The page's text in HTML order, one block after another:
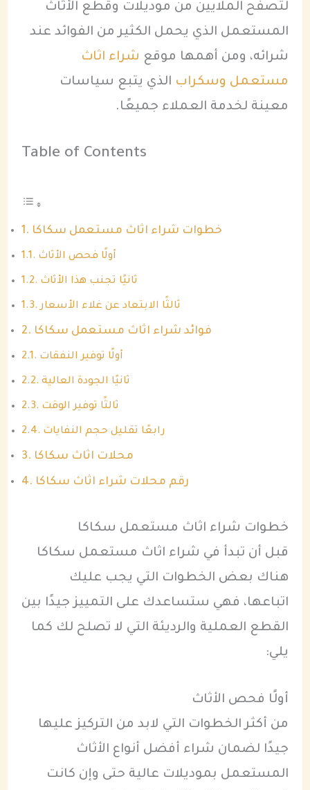
لتصفح الملايين من موديلات وقطع الأثاث
المستعمل الذي يحمل الكثير من الفوائد عند
شرائه، ومن أهمها موقع شراء اثاث
مستعمل وسكراب الذي يتبع سياسات
معينة لخدمة العملاء جميعًا.
Table of Contents
خطوات شراء اثاث مستعمل سكاكا
أولًا فحص الأثاث
ثانيًا تجنب هذا الأثاث
ثالثًا الابتعاد عن غلاء الأسعار
فوائد شراء اثاث مستعمل سكاكا
أولًا توفير النفقات
ثانيًا الجودة العالية
ثالثًا توفير الوقت
رابعًا تقليل حجم النفايات
محلات اثاث سكاكا
رقم محلات شراء اثاث سكاكا
خطوات شراء اثاث مستعمل سكاكا
قبل أن تبدأ في شراء اثاث مستعمل سكاكا
هناك بعض الخطوات التي يجب عليك
اتباعها، فهي ستساعدك على التمييز جيدًا بين
القطع العملية والرديئة التي لا تصلح لك كما
يلي:
أولًا فحص الأثاث
من أكثر الخطوات التي لابد من التركيز عليها
جيدًا لضمان شراء أفضل أنواع الأثاث
المستعمل بموديلات عالية حتى وإن كانت